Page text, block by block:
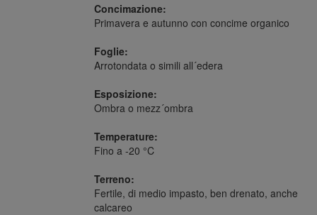
Concimazione:
Primavera e autunno con concime organico
Foglie:
Arrotondata o simili all´edera
Esposizione:
Ombra o mezz´ombra
Temperature:
Fino a -20 °C
Terreno:
Fertile, di medio impasto, ben drenato, anche
calcareo